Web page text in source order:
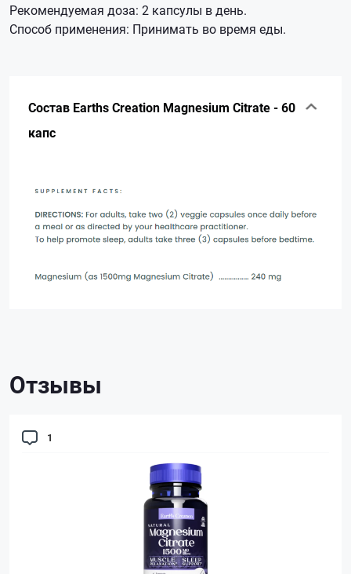
Рекомендуемая доза: 2 капсулы в день.
Способ применения: Принимать во время еды.
Состав Earths Creation Magnesium Citrate - 60
капс
Отзывы
1